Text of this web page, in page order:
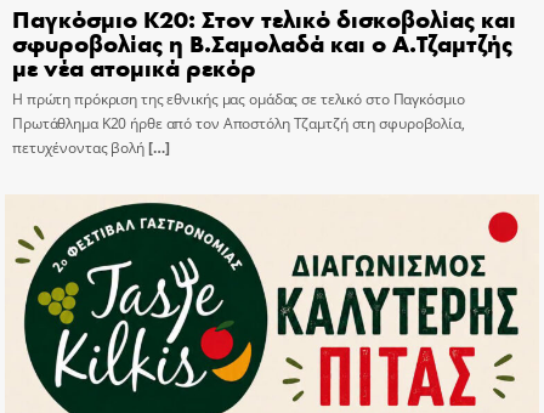
Παγκόσμιο Κ20: Στον τελικό δισκοβολίας και
σφυροβολίας η Β.Σαμολαδά και ο Α.Τζαμτζής
με νέα ατομικά ρεκόρ
Η πρώτη πρόκριση της εθνικής μας ομάδας σε τελικό στο Παγκόσμιο
Πρωτάθλημα Κ20 ήρθε από τον Αποστόλη Τζαμτζή στη σφυροβολία,
πετυχένοντας βολή[…]